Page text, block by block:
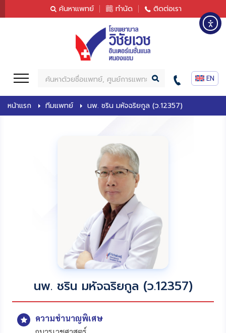
ค้นหาแพทย์ ทำนัด ติดต่อเรา
ห
า
หน้าแรก ทีมแพทย์ นพ. ชริน มหัจฉริยกูล (ว.12357)
นพ. ชริน มหัจฉริยกูล (ว.12357)
ความชำนาญพิเศษ